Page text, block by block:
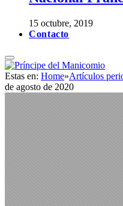
15 octubre, 2019
Contacto
Estas en: Home»Artículos
de agosto de 2020